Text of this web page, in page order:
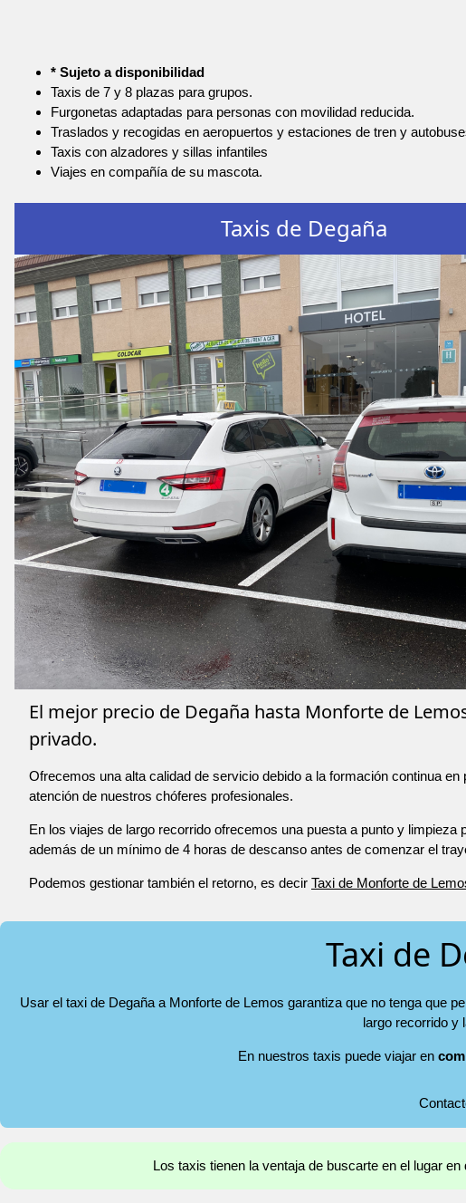
* Sujeto a disponibilidad
Taxis de 7 y 8 plazas para grupos.
Furgonetas adaptadas para personas con movilidad reducida.
Traslados y recogidas en aeropuertos y estaciones de tren y
Taxis con alzadores y sillas infantiles
Viajes en compañía de su mascota.
Taxis de Degaña
El mejor precio de Degaña hasta Monforte de
privado.
Ofrecemos una alta calidad de servicio debido a la formación continua en
atención de nuestros chóferes profesionales.
En los viajes de largo recorrido ofrecemos una puesta a punto y limpieza
además de un mínimo de 4 horas de descanso antes de comenzar el
Podemos gestionar también el retorno, es decir Taxi de Monforte de
Taxi de
Usar el taxi de Degaña a Monforte de Lemos garantiza que no tenga que
largo recorrido y
En nuestros taxis puede viajar en
Los taxis tienen la ventaja de buscarte en el lugar